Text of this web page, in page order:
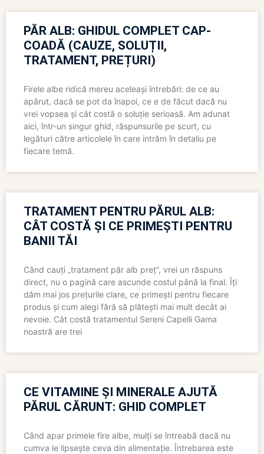
PĂR ALB: GHIDUL COMPLET CAP-
COADĂ (CAUZE, SOLUȚII,
TRATAMENT, PREȚURI)
Firele albe ridică mereu aceleași întrebări: de ce au
apărut, dacă se pot da înapoi, ce e de făcut dacă nu
vrei vopsea și cât costă o soluție serioasă. Am adunat
aici, într-un singur ghid, răspunsurile pe scurt, cu
legături către articolele în care intrăm în detaliu pe
fiecare temă.
TRATAMENT PENTRU PĂRUL ALB:
CÂT COSTĂ ȘI CE PRIMEȘTI PENTRU
BANII TĂI
Când cauți „tratament păr alb preț”, vrei un răspuns
direct, nu o pagină care ascunde costul până la final. Îți
dăm mai jos prețurile clare, ce primești pentru fiecare
produs și cum alegi fără să plătești mai mult decât ai
nevoie. Cât costă tratamentul Sereni Capelli Gama
noastră are trei
CE VITAMINE ȘI MINERALE AJUTĂ
PĂRUL CĂRUNT: GHID COMPLET
Când apar primele fire albe, mulți se întreabă dacă nu
cumva le lipsește ceva din alimentație. Întrebarea este